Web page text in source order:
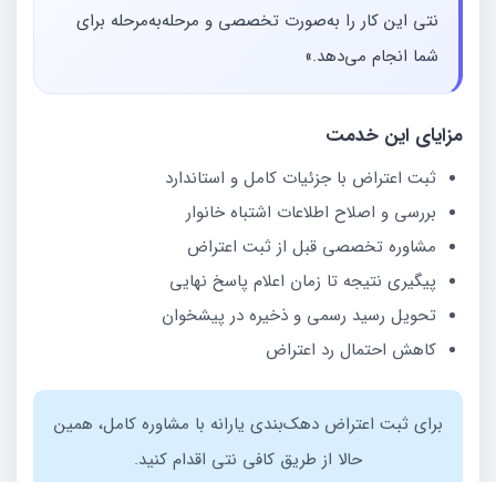
نتی این کار را به‌صورت تخصصی و مرحله‌به‌مرحله برای
شما انجام می‌دهد.»
مزایای این خدمت
ثبت اعتراض با جزئیات کامل و استاندارد
بررسی و اصلاح اطلاعات اشتباه خانوار
مشاوره تخصصی قبل از ثبت اعتراض
پیگیری نتیجه تا زمان اعلام پاسخ نهایی
تحویل رسید رسمی و ذخیره در پیشخوان
کاهش احتمال رد اعتراض
برای ثبت اعتراض دهک‌بندی یارانه با مشاوره کامل، همین
حالا از طریق کافی نتی اقدام کنید.